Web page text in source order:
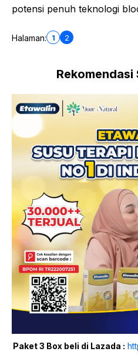
potensi penuh teknologi
Halaman: 1 2
Rekomendasi
Paket 3 Box beli di Lazada :